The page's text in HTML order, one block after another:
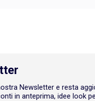
Newsletter e resta
in anteprima, idee look